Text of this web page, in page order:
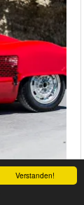
Verstanden!